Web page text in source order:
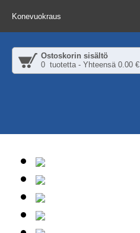
Konevuokraus
Ostoskorin sisältö
0 tuotetta - Yhteensä 0.00 €